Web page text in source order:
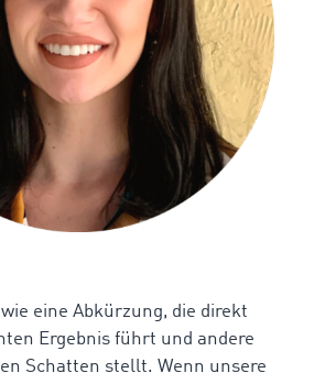
eine Abkürzung, die direkt
Ergebnis führt und andere
Schatten stellt. Wenn unsere